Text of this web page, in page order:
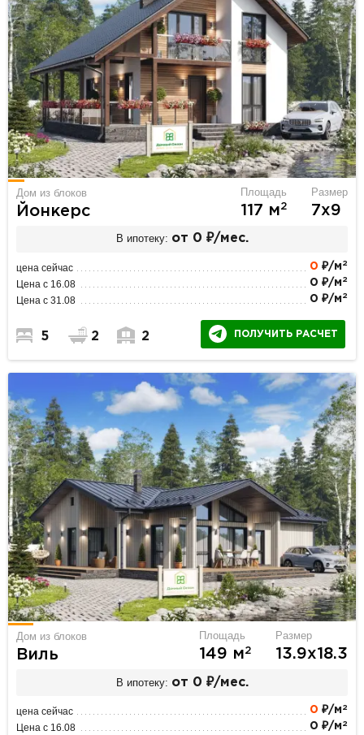
Дом из блоков
Йонкерс
Площадь
117 м2
Размер
7х9
В ипотеку: от 0 ₽/мес.
цена сейчас 0 ₽/м 2
Цена с 16.08 0 ₽/м 2
Цена с 31.08 0 ₽/м 2
5 2 2 ПОЛУЧИТЬ РАСЧЕТ
Дом из блоков
Виль
Площадь
149 м2
Размер
13.9х18.3
В ипотеку: от 0 ₽/мес.
цена сейчас 0 ₽/м 2
Цена с 16.08 0 ₽/м 2